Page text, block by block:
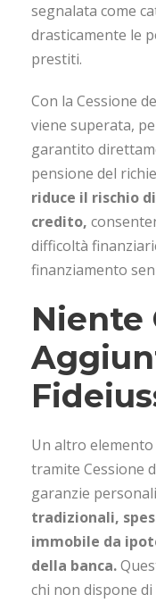
segnalata come
drasticamente le
prestiti.
Con la Cessione
viene superata,
garantito
pensione del
riduce il rischio
credito,
difficoltà
finanziamento
Niente
Un altro elemento
tramite Cessione
garanzie
tradizionali,
immobile da
della banca.
chi non dispone